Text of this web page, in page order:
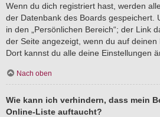
Wenn du dich registriert hast, werden
der Datenbank des Boards gespeichert.
in den „Persönlichen Bereich“; der Link
der Seite angezeigt, wenn du auf deinen
Dort kannst du alle deine Einstellungen
Nach oben
Wie kann ich verhindern, dass mein
Online-Liste auftaucht?